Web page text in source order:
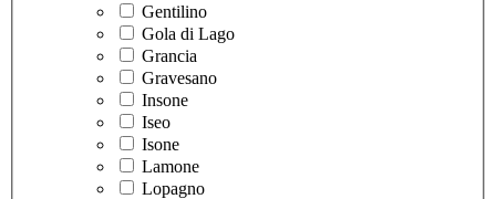
Gentilino
Gola di Lago
Grancia
Gravesano
Insone
Iseo
Isone
Lamone
Lopagno